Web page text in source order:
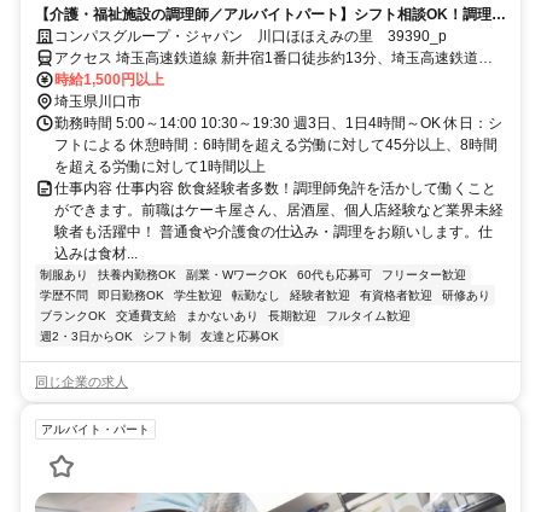
【介護・福祉施設の調理師／アルバイトパート】シフト相談OK！調理師
資格を活かして働ける
コンパスグループ・ジャパン 川口ほほえみの里 39390_p
アクセス 埼玉高速鉄道線 新井宿1番口徒歩約13分、埼玉高速鉄道線
鳩ヶ谷3番口徒歩約26分、埼玉高速鉄道線 戸塚安行1番口徒歩約33分
時給1,500円以上
埼玉県川口市
勤務時間 5:00～14:00 10:30～19:30 週3日、1日4時間～OK 休日：シ
フトによる 休憩時間：6時間を超える労働に対して45分以上、8時間
を超える労働に対して1時間以上
仕事内容 仕事内容 飲食経験者多数！調理師免許を活かして働くこと
ができます。前職はケーキ屋さん、居酒屋、個人店経験など業界未経
験者も活躍中！ 普通食や介護食の仕込み・調理をお願いします。仕
込みは食材...
制服あり 扶養内勤務OK 副業・WワークOK 60代も応募可
フリーター歓迎
学歴不問
即日勤務OK 学生歓迎 転勤なし 経験者歓迎 有資格者歓迎
研修あり
ブランクOK
交通費支給 まかないあり 長期歓迎
フルタイム歓迎
週2・3日からOK
シフト制 友達と応募OK
同じ企業の求人
アルバイト・パート